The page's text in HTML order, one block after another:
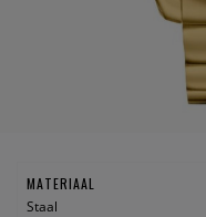
MATERIAAL
Staal